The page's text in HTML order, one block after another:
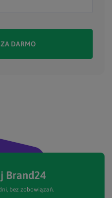
DARMO
Brand24
bez zobowiązań.